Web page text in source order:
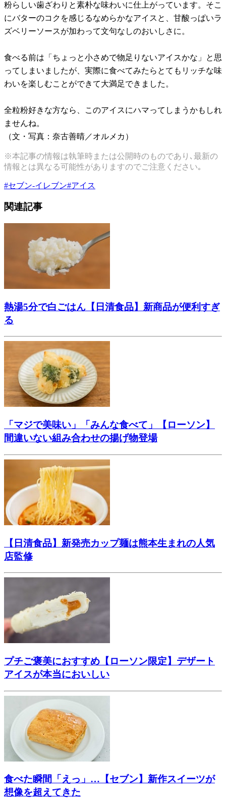
粉らしい歯ざわりと素朴な味わいに仕上がっています。そこ
にバターのコクを感じるなめらかなアイスと、甘酸っぱいラ
ズベリーソースが加わって文句なしのおいしさに。
食べる前は「ちょっと小さめで物足りないアイスかな」と思
ってしまいましたが、実際に食べてみたらとてもリッチな味
わいを楽しむことができて大満足できました。
全粒粉好きな方なら、このアイスにハマってしまうかもしれ
ませんね。
（文・写真：奈古善晴／オルメカ）
※本記事の情報は執筆時または公開時のものであり､最新の
情報とは異なる可能性がありますのでご注意ください｡
#セブン-イレブン#アイス
関連記事
熱湯5分で白ごはん【日清食品】新商品が便利すぎ
る
「マジで美味い」「みんな食べて」【ローソン】
間違いない組み合わせの揚げ物登場
【日清食品】新発売カップ麺は熊本生まれの人気
店監修
プチご褒美におすすめ【ローソン限定】デザート
アイスが本当においしい
食べた瞬間「えっ」…【セブン】新作スイーツが
想像を超えてきた